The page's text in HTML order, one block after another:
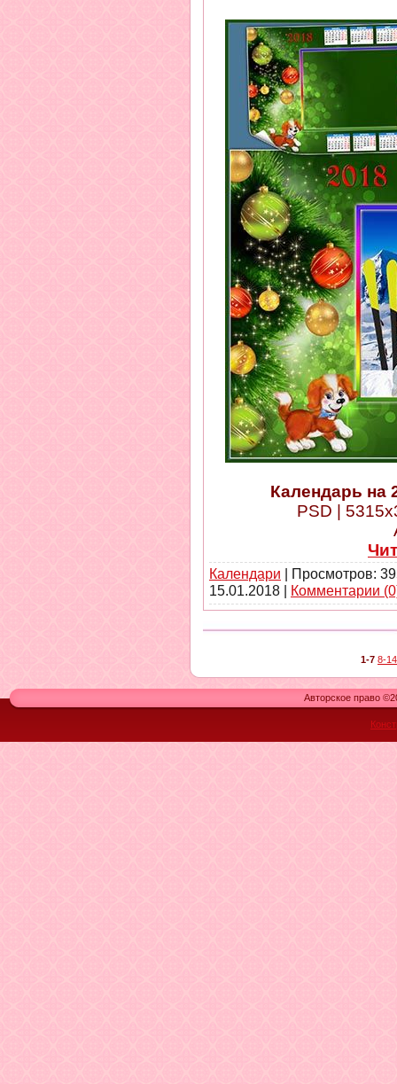
Календарь на
PSD |
Календари | Просмотров:
15.01.2018 | Комментарии
1-7 8-14
Авторское право